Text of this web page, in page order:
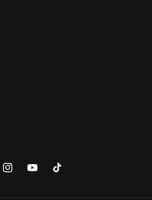
InstagramYouTubeTikTok